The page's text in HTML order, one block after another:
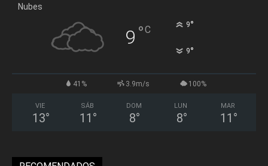
Nubes
9 °C 9°
9°
41% 3.9m/s 100%
VIE
13°
SÁB
11 °
DOM
8°
LUN
8°
MAR
11 °